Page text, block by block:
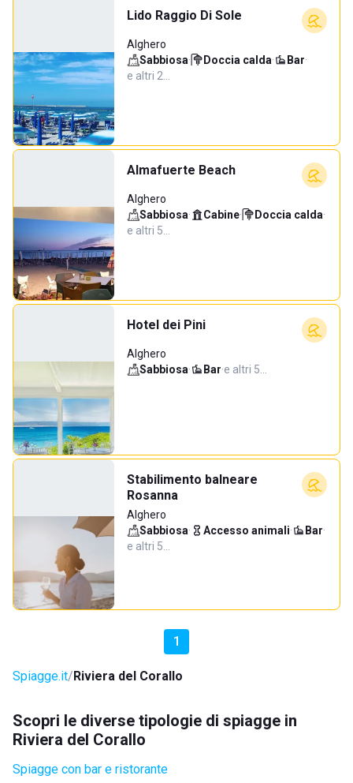
Lido Raggio Di Sole
Alghero
Sabbiosa· Doccia calda· Bar·
e altri 2…
Almafuerte Beach
Alghero
Sabbiosa· Cabine· Doccia calda·
e altri 5…
Hotel dei Pini
Alghero
Sabbiosa· Bar·e altri 5…
Stabilimento balneare
Rosanna
Alghero
Sabbiosa· Accesso animali· Bar·
e altri 5…
1
Spiagge.it Riviera del Corallo
Scopri le diverse tipologie di spiagge in
Riviera del Corallo
Spiagge con bar e ristorante